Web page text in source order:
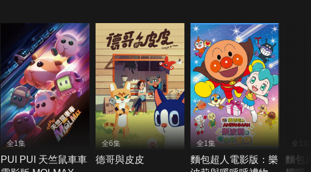
全1集
PUI PUI 天竺鼠車車
全6集
德哥與皮皮
全1集
麵包超人電影版：樂
全1集
麵包